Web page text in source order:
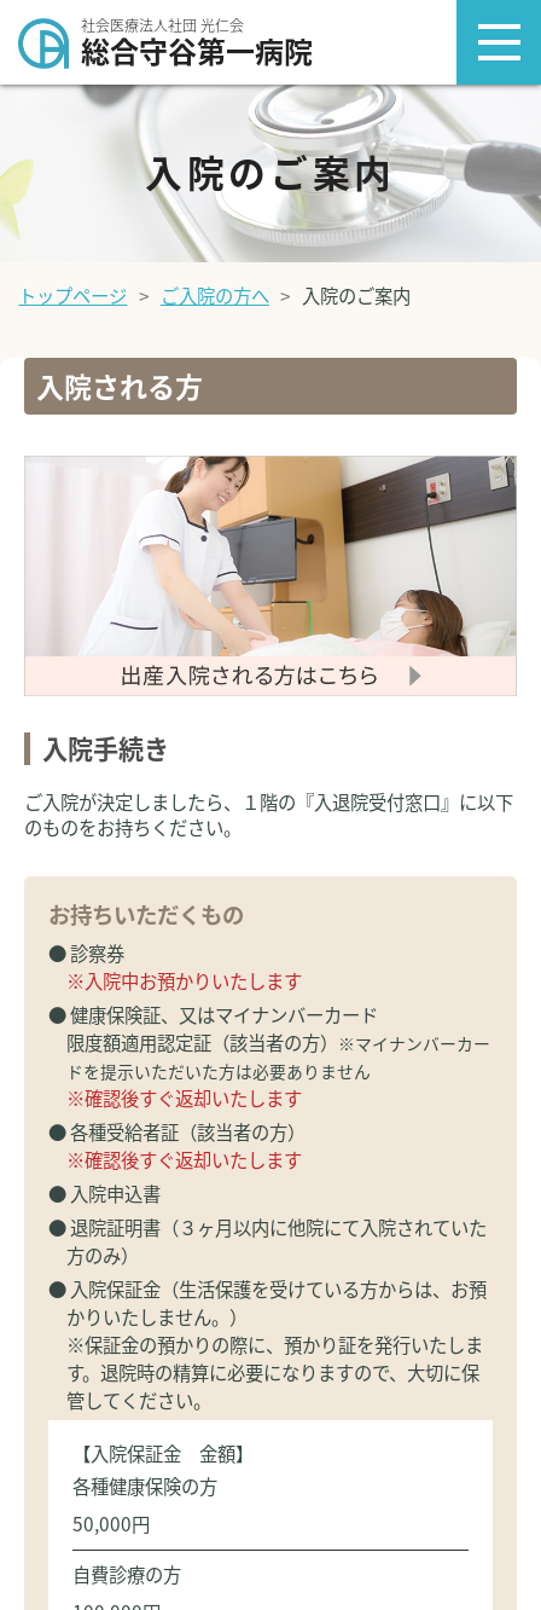
社会医療法人社団 光仁会
総合守谷第一病院
入院のご案内
トップページ ご入院の方へ 入院のご案内
入院される方
入院手続き
ご入院が決定しましたら、１階の『入退院受付窓口』に以下
のものをお持ちください。
お持ちいただくもの
● 診察券
※入院中お預かりいたします
● 健康保険証、又はマイナンバーカード
限度額適用認定証（該当者の方） ※マイナンバーカー
ドを提示いただいた方は必要ありません
※確認後すぐ返却いたします
● 各種受給者証（該当者の方）
※確認後すぐ返却いたします
● 入院申込書
● 退院証明書（３ヶ月以内に他院にて入院されていた
方のみ）
● 入院保証金（生活保護を受けている方からは、お預
かりいたしません。）
※保証金の預かりの際に、預かり証を発行いたしま
す。退院時の精算に必要になりますので、大切に保
管してください。
【入院保証金 金額】
各種健康保険の方
50,000円
自費診療の方